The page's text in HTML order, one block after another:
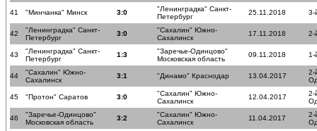
41 "Минчанка" Минск 3:0
"Ленинградка" Санкт-
Петербург
25.11.2018 3-
42
"Ленинградка" Санкт-
Петербург
3:0
"Сахалин" Южно-
Сахалинск
17.11.2018 2-
43
"Ленинградка" Санкт-
Петербург
1:3
"Заречье-Одинцово"
Московская область
09.11.2018 1-
44
"Сахалин" Южно-
Сахалинск
3:1 "Динамо" Краснодар 13.04.2017
2-
45 "Протон" Саратов 3:0
"Сахалин" Южно-
Сахалинск
12.04.2017
2-
46
"Заречье-Одинцово"
Московская область
3:2
"Сахалин" Южно-
Сахалинск
11.04.2017
2-